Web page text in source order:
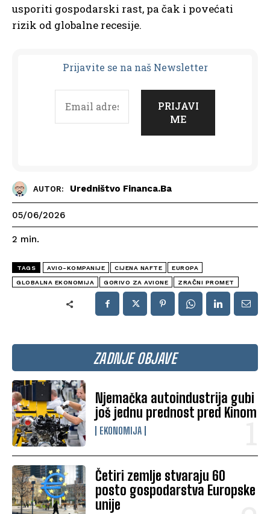
ZADNJE OBJAVE
Njemačka autoindustrija gubi
još jednu prednost pred Kinom
EKONOMIJA
Četiri zemlje stvaraju 60
posto gospodarstva Europske
unije
usporiti gospodarski rast, pa čak i povećati
rizik od globalne recesije.
Prijavite se na naš Newsletter
AUTOR: Uredništvo Financa.ba
05/06/2026
2 min.
TAGS AVIO-KOMPANIJE CIJENA NAFTE EUROPA
GLOBALNA EKONOMIJA GORIVO ZA AVIONE ZRAČNI PROMET